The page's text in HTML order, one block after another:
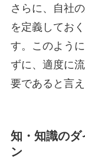
さらに、自社
を定義してお
す。このよう
ずに、適度に
要であると言え
知・知識のダ
ン